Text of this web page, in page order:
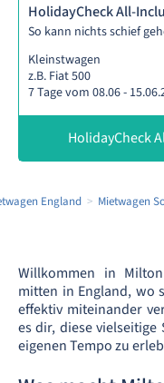
HolidayCheck All-
So kann nichts schief
Kleinstwagen
z.B. Fiat 500
7 Tage vom 08.06 -
HolidayCheck
England Mietwagen
Willkommen in
mitten in England, wo
effektiv miteinander
es dir, diese
eigenen Tempo zu